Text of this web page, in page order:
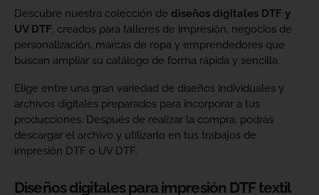
Descubre nuestra colección de diseños digitales DTF y
UV DTF, creados para talleres de impresión, negocios de
personalización, marcas de ropa y emprendedores que
buscan ampliar su catálogo de forma rápida y sencilla.
Elige entre una gran variedad de diseños individuales y
archivos digitales preparados para incorporar a tus
producciones. Después de realizar la compra, podrás
descargar el archivo y utilizarlo en tus trabajos de
impresión DTF o UV DTF.
Diseños digitales para impresión DTF textil